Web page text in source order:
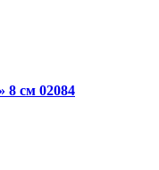
см 02084